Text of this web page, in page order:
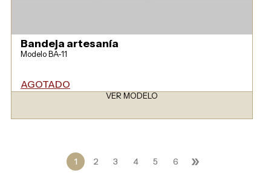
Bandeja artesanía
Modelo BA-11
AGOTADO
VER MODELO
1 2 3 4 5 6 »